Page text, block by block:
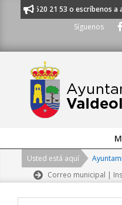
al 91 620 21 53 o escríbenos a
Síguenos
Navigation
Usted está aquí
Correo municipal |